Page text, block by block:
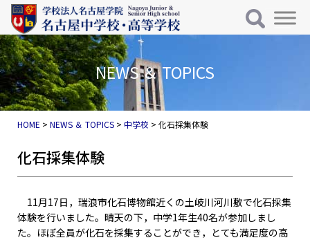
コンテンツへスキップ
メインナビゲーション
NEWS ＆ TOPICS
HOME >NEWS ＆ TOPICS >中学校 >化石採集体験
化石採集体験
11月17日，瑞浪市化石博物館近くの土岐川河川敷で化石採集
体験を行いました。晴天の下，中学1年生40名が参加しまし
た。ほぼ全員が化石を採集することができ，とても満足度の高